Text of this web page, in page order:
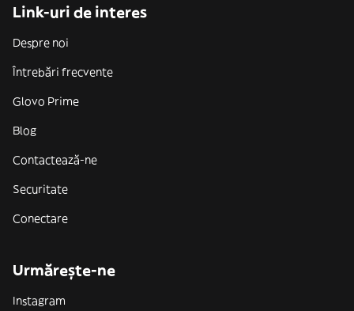
Link-uri de interes
Despre noi
Întrebări frecvente
Glovo Prime
Blog
Contactează-ne
Securitate
Conectare
Urmărește-ne
Instagram